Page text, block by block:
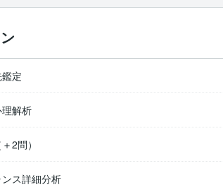
定
解析
2問）
ス詳細分析